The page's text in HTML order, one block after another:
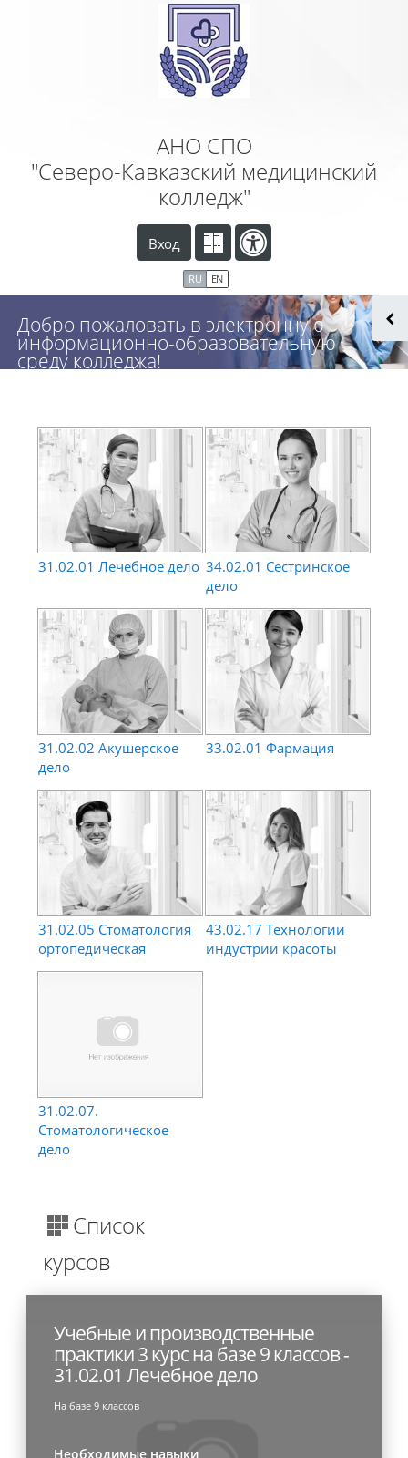
Перейти к основному содержанию
АНО СПО
"Северо-Кавказский медицинский
колледж"
Вход
RU EN
Добро пожаловать в электронную
информационно-образовательную
среду колледжа!
обучения.
Широкие возможности для коммуникации,
подачи материала и проверки знаний.
Доступ в любое время и из любого места
через Интернет.
31.02.01 Лечебное дело 34.02.01 Сестринское
дело
31.02.02 Акушерское
дело
33.02.01 Фармация
31.02.05 Стоматология
ортопедическая
43.02.17 Технологии
индустрии красоты
31.02.07.
Стоматологическое
дело
Список
курсов
Учебные и производственные
практики 3 курс на базе 9 классов -
31.02.01 Лечебное дело
На базе 9 классов
Необходимые навыки